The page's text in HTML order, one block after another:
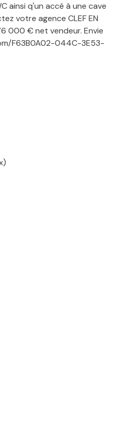
ainsi q'un accé à une cave
votre agence CLEF EN
000 € net vendeur. Envie
F63B0A02-044C-3E53-